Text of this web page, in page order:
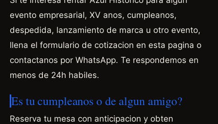
evento empresarial, XV anos, cumpleanos,
despedida, lanzamiento de marca u otro evento,
llena el formulario de cotizacion en esta pagina o
contactanos por WhatsApp. Te respondemos en
menos de 24h habiles.
Es tu cumpleanos o de algun amigo?
Reserva tu mesa con anticipacion y obten